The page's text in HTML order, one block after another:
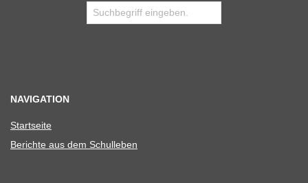
NAVIGATION
Start­seite
Berichte aus dem Schulleben